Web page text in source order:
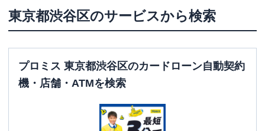
平日：09:00-21:00
ATM営業時間
平日：06:00-23:30
土曜：06:00-23:30
日祝：06:00-23:30
〇
✕
東京都渋谷区のサービスから検索
プロミス 東京都渋谷区のカードローン自動契約
機・店舗・ATMを検索